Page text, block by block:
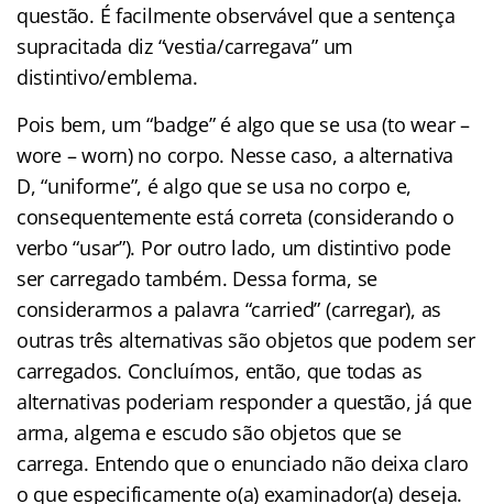
questão. É facilmente observável que a sentença
supracitada diz “vestia/carregava” um
distintivo/emblema.
Pois bem, um “badge” é algo que se usa (to wear –
wore – worn) no corpo. Nesse caso, a alternativa
D, “uniforme”, é algo que se usa no corpo e,
consequentemente está correta (considerando o
verbo “usar”). Por outro lado, um distintivo pode
ser carregado também. Dessa forma, se
considerarmos a palavra “carried” (carregar), as
outras três alternativas são objetos que podem ser
carregados. Concluímos, então, que todas as
alternativas poderiam responder a questão, já que
arma, algema e escudo são objetos que se
carrega. Entendo que o enunciado não deixa claro
o que especificamente o(a) examinador(a) deseja.